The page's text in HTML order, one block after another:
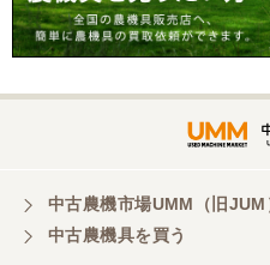
東京都／購入者
東京都／がーさん
その日に評価しました
ければ再度送信します
状渡し【P11460730】
中古農機市場UMM（旧JUM
中古農機具を買う